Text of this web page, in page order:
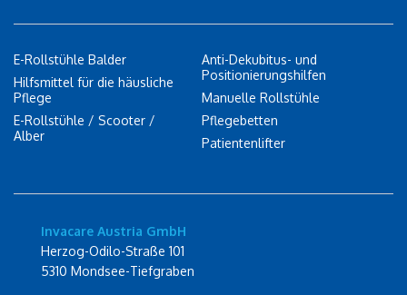
E-Rollstühle Balder
Hilfsmittel für die häusliche
Pflege
E-Rollstühle / Scooter /
Alber
Anti-Dekubitus- und
Positionierungshilfen
Manuelle Rollstühle
Pflegebetten
Patientenlifter
Invacare Austria GmbH
Herzog-Odilo-Straße 101
5310 Mondsee-Tiefgraben